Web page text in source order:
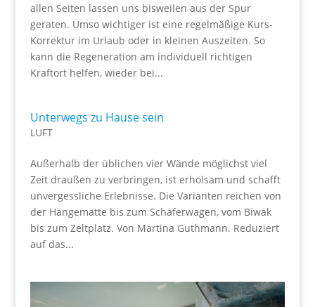
allen Seiten lassen uns bisweilen aus der Spur
geraten. Umso wichtiger ist eine regelmäßige Kurs-
Korrektur im Urlaub oder in kleinen Auszeiten. So
kann die Regeneration am individuell richtigen
Kraftort helfen, wieder bei...
Unterwegs zu Hause sein
LUFT
Außerhalb der üblichen vier Wände möglichst viel
Zeit draußen zu verbringen, ist erholsam und schafft
unvergessliche Erlebnisse. Die Varianten reichen von
der Hängematte bis zum Schäferwagen, vom Biwak
bis zum Zeltplatz. Von Martina Guthmann. Reduziert
auf das...